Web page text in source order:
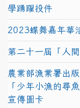
學踴躍投件
2023蝶舞嘉年華
第二十一屆「人
農業部漁業署出
「少年小漁的尋
宣傳圖卡